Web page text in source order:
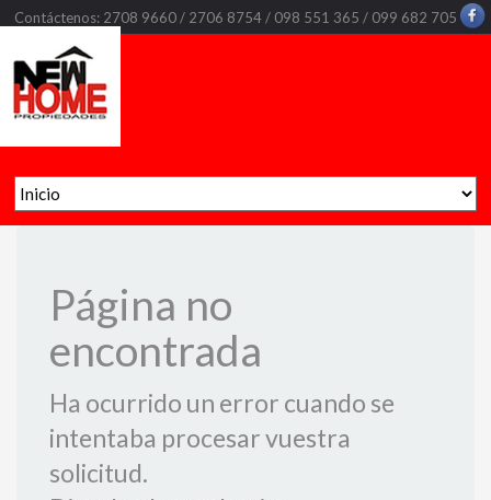
Contáctenos: 2708 9660 / 2706 8754 / 098 551 365 / 099 682 705
Página no
encontrada
Ha ocurrido un error cuando se
intentaba procesar vuestra
solicitud.